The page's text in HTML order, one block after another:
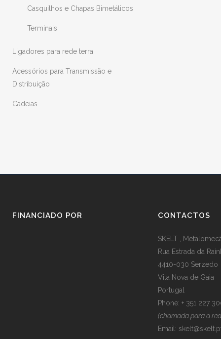
Casquilhos e Chapas Bimetálicos
Terminais
Ligadores para rede terra
Acessórios para Transmissão e
Distribuição
Cadeias
FINANCIADO POR CONTACTOS
SKELT ,
Rua Estrada da
4410-030 Serzedo
Vila Nova de Gaia
Portugal
Phone: + 351 227
(chamada para a
Email: